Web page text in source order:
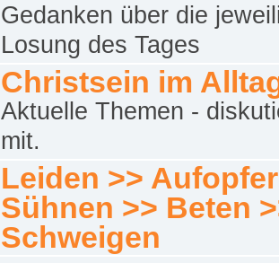
Gedanken über die
Losung des Tages
Christsein im
Aktuelle Themen -
mit.
Leiden >>
Sühnen >> Beten
Schweigen